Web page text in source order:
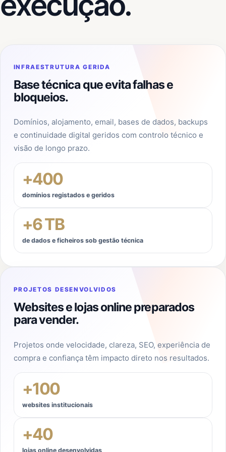
INFRAESTRUTURA GERIDA
Base técnica que evita falhas e
bloqueios.
Domínios, alojamento, email, bases de dados, backups
e continuidade digital geridos com controlo técnico e
visão de longo prazo.
+400
domínios registados e geridos
+6TB
de dados e ficheiros sob gestão técnica
PROJETOS DESENVOLVIDOS
Websites e lojas online preparados
para vender.
Projetos onde velocidade, clareza, SEO, experiência de
compra e confiança têm impacto direto nos resultados.
+100
websites institucionais
+40
lojas online desenvolvidas